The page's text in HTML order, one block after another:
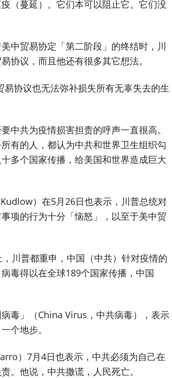
（蔓延）。它们本可以阻止它。它们没
中贸易协定「第二阶段」的终结时，川
协议，而且他还有很多其它想法。
协议也无法弥补损失所有无辜失去的生
中共为疫情损害担责的呼声一直很高。
有的人，都认为中共和世界卫生组织勾
多个国家传播，给美国和世界造成巨大
）在5月26日也表示，川普总统对
项的行为十分「恼怒」，以至于美中贸
川普都重申，中国（中共）针对疫情的
毒得以在全球189个国家传播，中国
毒」（China Virus，中共病毒），表示
个地步。
）7月4日也表示，中共必须为自己在
。他说，中共撒谎，人民死亡。